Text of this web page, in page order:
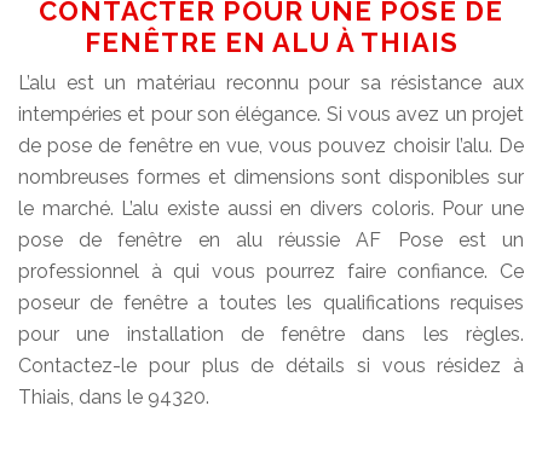
CONTACTER POUR UNE POSE DE
FENÊTRE EN ALU À THIAIS
L’alu est un matériau reconnu pour sa résistance aux
intempéries et pour son élégance. Si vous avez un projet
de pose de fenêtre en vue, vous pouvez choisir l’alu. De
nombreuses formes et dimensions sont disponibles sur
le marché. L’alu existe aussi en divers coloris. Pour une
pose de fenêtre en alu réussie AF Pose est un
professionnel à qui vous pourrez faire confiance. Ce
poseur de fenêtre a toutes les qualifications requises
pour une installation de fenêtre dans les règles.
Contactez-le pour plus de détails si vous résidez à
Thiais, dans le 94320.